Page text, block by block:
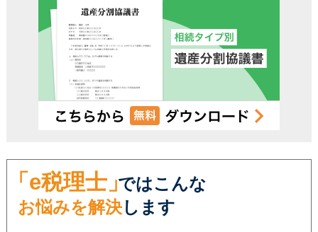
「e税理士」ではこんな
お悩みを解決します